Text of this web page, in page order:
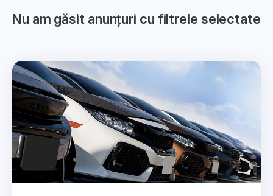
Nu am găsit anunțuri cu filtrele selectate